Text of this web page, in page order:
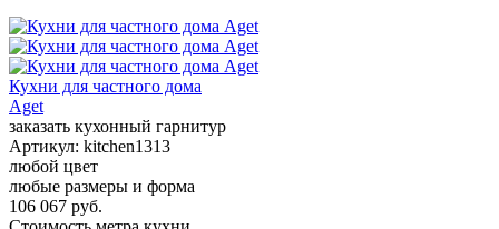
Кухни для частного дома
Aget
заказать кухонный гарнитур
Артикул: kitchen1313
любой цвет
любые размеры и форма
106 067 руб.